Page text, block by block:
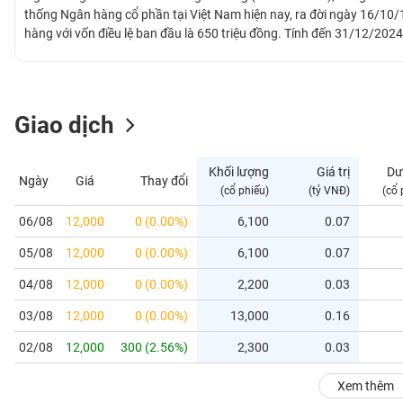
thống Ngân hàng cổ phần tại Việt Nam hiện nay, ra đời ngày 16/
hàng với vốn điều lệ ban đầu là 650 triệu đồng. Tính đến 31/12/
Giao dịch
Ngày Giá Thay đổi
Khối lượng
(cổ phiếu)
Giá trị
(tỷ VNĐ) (cổ
06/08 12,000 0 (0.00%) 6,100 0.07
05/08 12,000 0 (0.00%) 6,100 0.07
04/08 12,000 0 (0.00%) 2,200 0.03
03/08 12,000 0 (0.00%) 13,000 0.16
02/08 12,000 300 (2.56%) 2,300 0.03
Xem thêm
CÁ
NHÂN
PHÂN
TÍCH
VIETSTOCKFINANCE